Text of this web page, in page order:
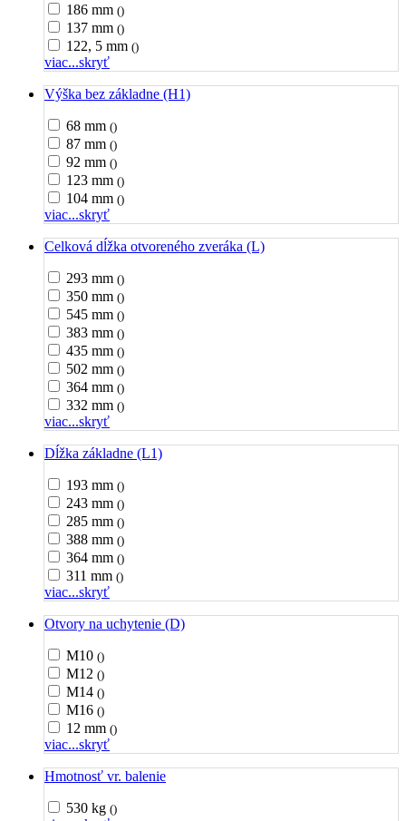
186 mm ()
137 mm ()
122, 5 mm ()
viac...skryť
Výška bez základne (H1)
68 mm ()
87 mm ()
92 mm ()
123 mm ()
104 mm ()
viac...skryť
Celková dĺžka otvoreného zveráka (L)
293 mm ()
350 mm ()
545 mm ()
383 mm ()
435 mm ()
502 mm ()
364 mm ()
332 mm ()
viac...skryť
Dĺžka základne (L1)
193 mm ()
243 mm ()
285 mm ()
388 mm ()
364 mm ()
311 mm ()
viac...skryť
Otvory na uchytenie (D)
M10 ()
M12 ()
M14 ()
M16 ()
12 mm ()
viac...skryť
Hmotnosť vr. balenie
530 kg ()